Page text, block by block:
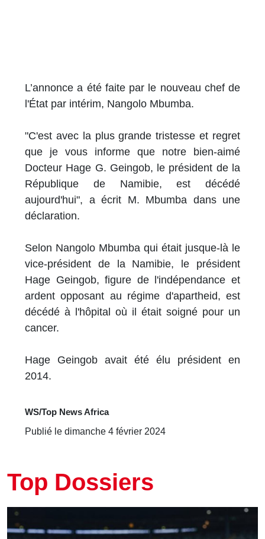
L’annonce a été faite par le nouveau chef de
l'État par intérim, Nangolo Mbumba.
"C'est avec la plus grande tristesse et regret
que je vous informe que notre bien-aimé
Docteur Hage G. Geingob, le président de la
République de Namibie, est décédé
aujourd'hui", a écrit M. Mbumba dans une
déclaration.
Selon Nangolo Mbumba qui était jusque-là le
vice-président de la Namibie, le président
Hage Geingob, figure de l'indépendance et
ardent opposant au régime d'apartheid, est
décédé à l'hôpital où il était soigné pour un
cancer.
Hage Geingob avait été élu président en
2014.
WS/Top News Africa
Publié le dimanche 4 février 2024
Top Dossiers